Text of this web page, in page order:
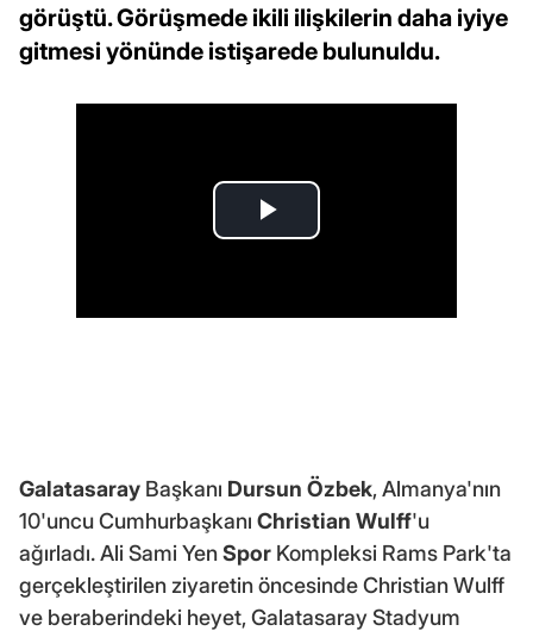
görüştü. Görüşmede ikili ilişkilerin daha iyiye
gitmesi yönünde istişarede bulunuldu.
Galatasaray Başkanı Dursun Özbek, Almanya'nın
10'uncu Cumhurbaşkanı Christian Wulff'u
ağırladı. Ali Sami YenSpor Kompleksi Rams Park'ta
gerçekleştirilen ziyaretin öncesinde Christian Wulff
ve beraberindeki heyet, Galatasaray Stadyum